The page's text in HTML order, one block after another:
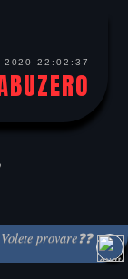
2020 22:02:37
Volete provare❓❓